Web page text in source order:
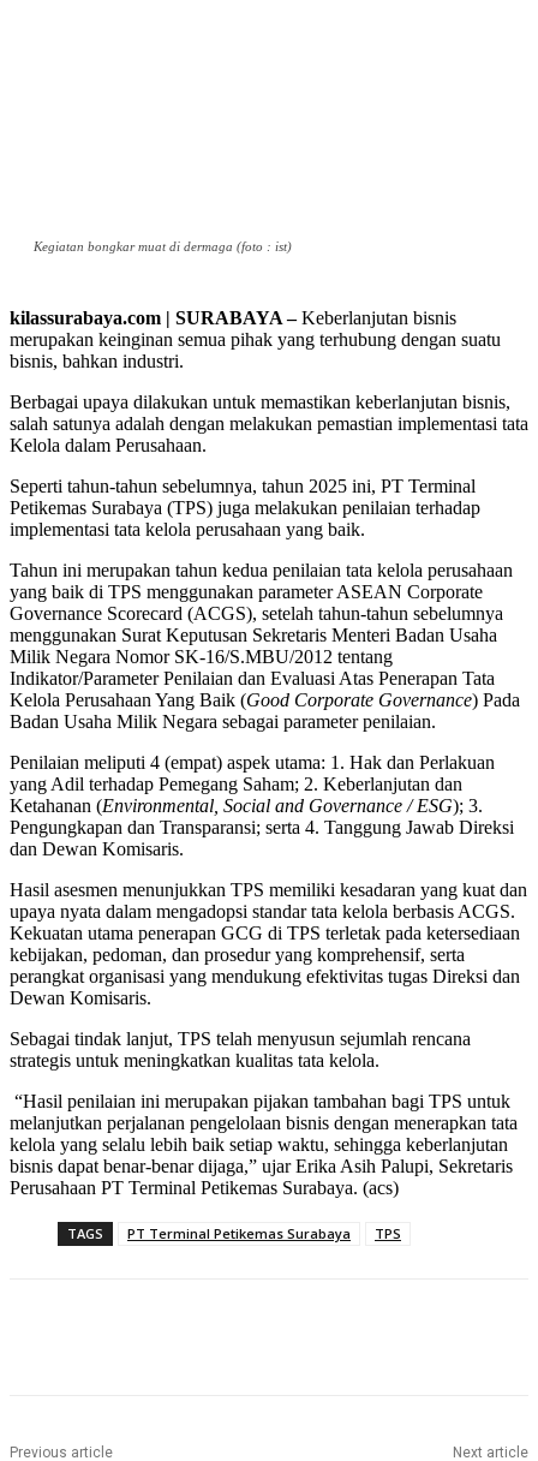
Kegiatan bongkar muat di dermaga (foto : ist)
kilassurabaya.com | SURABAYA –Keberlanjutan bisnis
merupakan keinginan semua pihak yang terhubung dengan suatu
bisnis, bahkan industri.
Berbagai upaya dilakukan untuk memastikan keberlanjutan bisnis,
salah satunya adalah dengan melakukan pemastian implementasi tata
Kelola dalam Perusahaan.
Seperti tahun-tahun sebelumnya, tahun 2025 ini, PT Terminal
Petikemas Surabaya (TPS) juga melakukan penilaian terhadap
implementasi tata kelola perusahaan yang baik.
Tahun ini merupakan tahun kedua penilaian tata kelola perusahaan
yang baik di TPS menggunakan parameter ASEAN Corporate
Governance Scorecard (ACGS), setelah tahun-tahun sebelumnya
menggunakan Surat Keputusan Sekretaris Menteri Badan Usaha
Milik Negara Nomor SK-16/S.MBU/2012 tentang
Indikator/Parameter Penilaian dan Evaluasi Atas Penerapan Tata
Kelola Perusahaan Yang Baik (Good Corporate Governance) Pada
Badan Usaha Milik Negara sebagai parameter penilaian.
Penilaian meliputi 4 (empat) aspek utama: 1. Hak dan Perlakuan
yang Adil terhadap Pemegang Saham; 2. Keberlanjutan dan
Ketahanan (Environmental, Social and Governance / ESG); 3.
Pengungkapan dan Transparansi; serta 4. Tanggung Jawab Direksi
dan Dewan Komisaris.
Hasil asesmen menunjukkan TPS memiliki kesadaran yang kuat dan
upaya nyata dalam mengadopsi standar tata kelola berbasis ACGS.
Kekuatan utama penerapan GCG di TPS terletak pada ketersediaan
kebijakan, pedoman, dan prosedur yang komprehensif, serta
perangkat organisasi yang mendukung efektivitas tugas Direksi dan
Dewan Komisaris.
Sebagai tindak lanjut, TPS telah menyusun sejumlah rencana
strategis untuk meningkatkan kualitas tata kelola.
“Hasil penilaian ini merupakan pijakan tambahan bagi TPS untuk
melanjutkan perjalanan pengelolaan bisnis dengan menerapkan tata
kelola yang selalu lebih baik setiap waktu, sehingga keberlanjutan
bisnis dapat benar-benar dijaga,” ujar Erika Asih Palupi, Sekretaris
Perusahaan PT Terminal Petikemas Surabaya. (acs)
TAGS PT Terminal Petikemas Surabaya TPS
Previous article Next article